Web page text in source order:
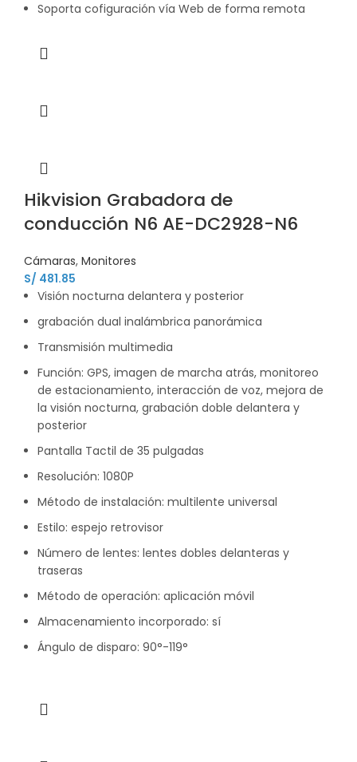
Soporta cofiguración vía Web de forma remota
Hikvision Grabadora de
conducción N6 AE-DC2928-N6
Cámaras, Monitores
S/ 481.85
Visión nocturna delantera y posterior
grabación dual inalámbrica panorámica
Transmisión multimedia
Función: GPS, imagen de marcha atrás, monitoreo
de estacionamiento, interacción de voz, mejora de
la visión nocturna, grabación doble delantera y
posterior
Pantalla Tactil de 35 pulgadas
Resolución: 1080P
Método de instalación: multilente universal
Estilo: espejo retrovisor
Número de lentes: lentes dobles delanteras y
traseras
Método de operación: aplicación móvil
Almacenamiento incorporado: sí
Ángulo de disparo: 90°-119°